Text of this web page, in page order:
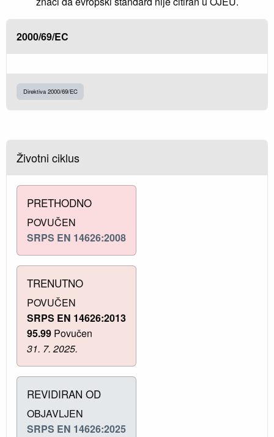
2000/69/EC
Direktiva 2000/69/EC
Životni ciklus
PRETHODNO
POVUČEN
SRPS EN 14626:2008
TRENUTNO
POVUČEN
SRPS EN 14626:2013
95.99 Povučen
31. 7. 2025.
REVIDIRAN OD
OBJAVLJEN
SRPS EN 14626:2025